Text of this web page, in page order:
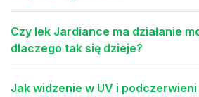
Czy lek Jardiance ma działanie
dlaczego tak się dzieje?
Jak widzenie w UV i podczerwieni